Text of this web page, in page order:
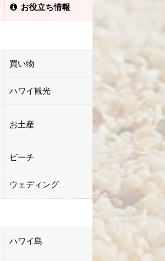
お役立ち情報
買い物
ハワイ観光
お土産
ビーチ
ウェディング
ハワイ島